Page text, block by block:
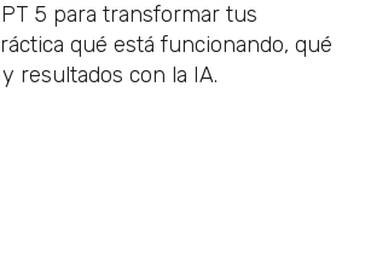
5 para transformar tus
qué está funcionando, qué
resultados con la IA.